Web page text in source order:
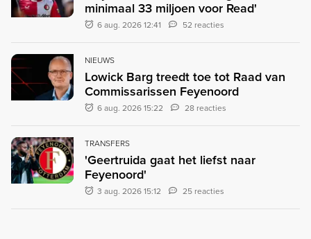
minimaal 33 miljoen voor Read'
6 aug. 2026 12:41 52 reacties
NIEUWS
Lowick Barg treedt toe tot Raad van
Commissarissen Feyenoord
6 aug. 2026 15:22 28 reacties
TRANSFERS
'Geertruida gaat het liefst naar
Feyenoord'
3 aug. 2026 15:12 25 reacties